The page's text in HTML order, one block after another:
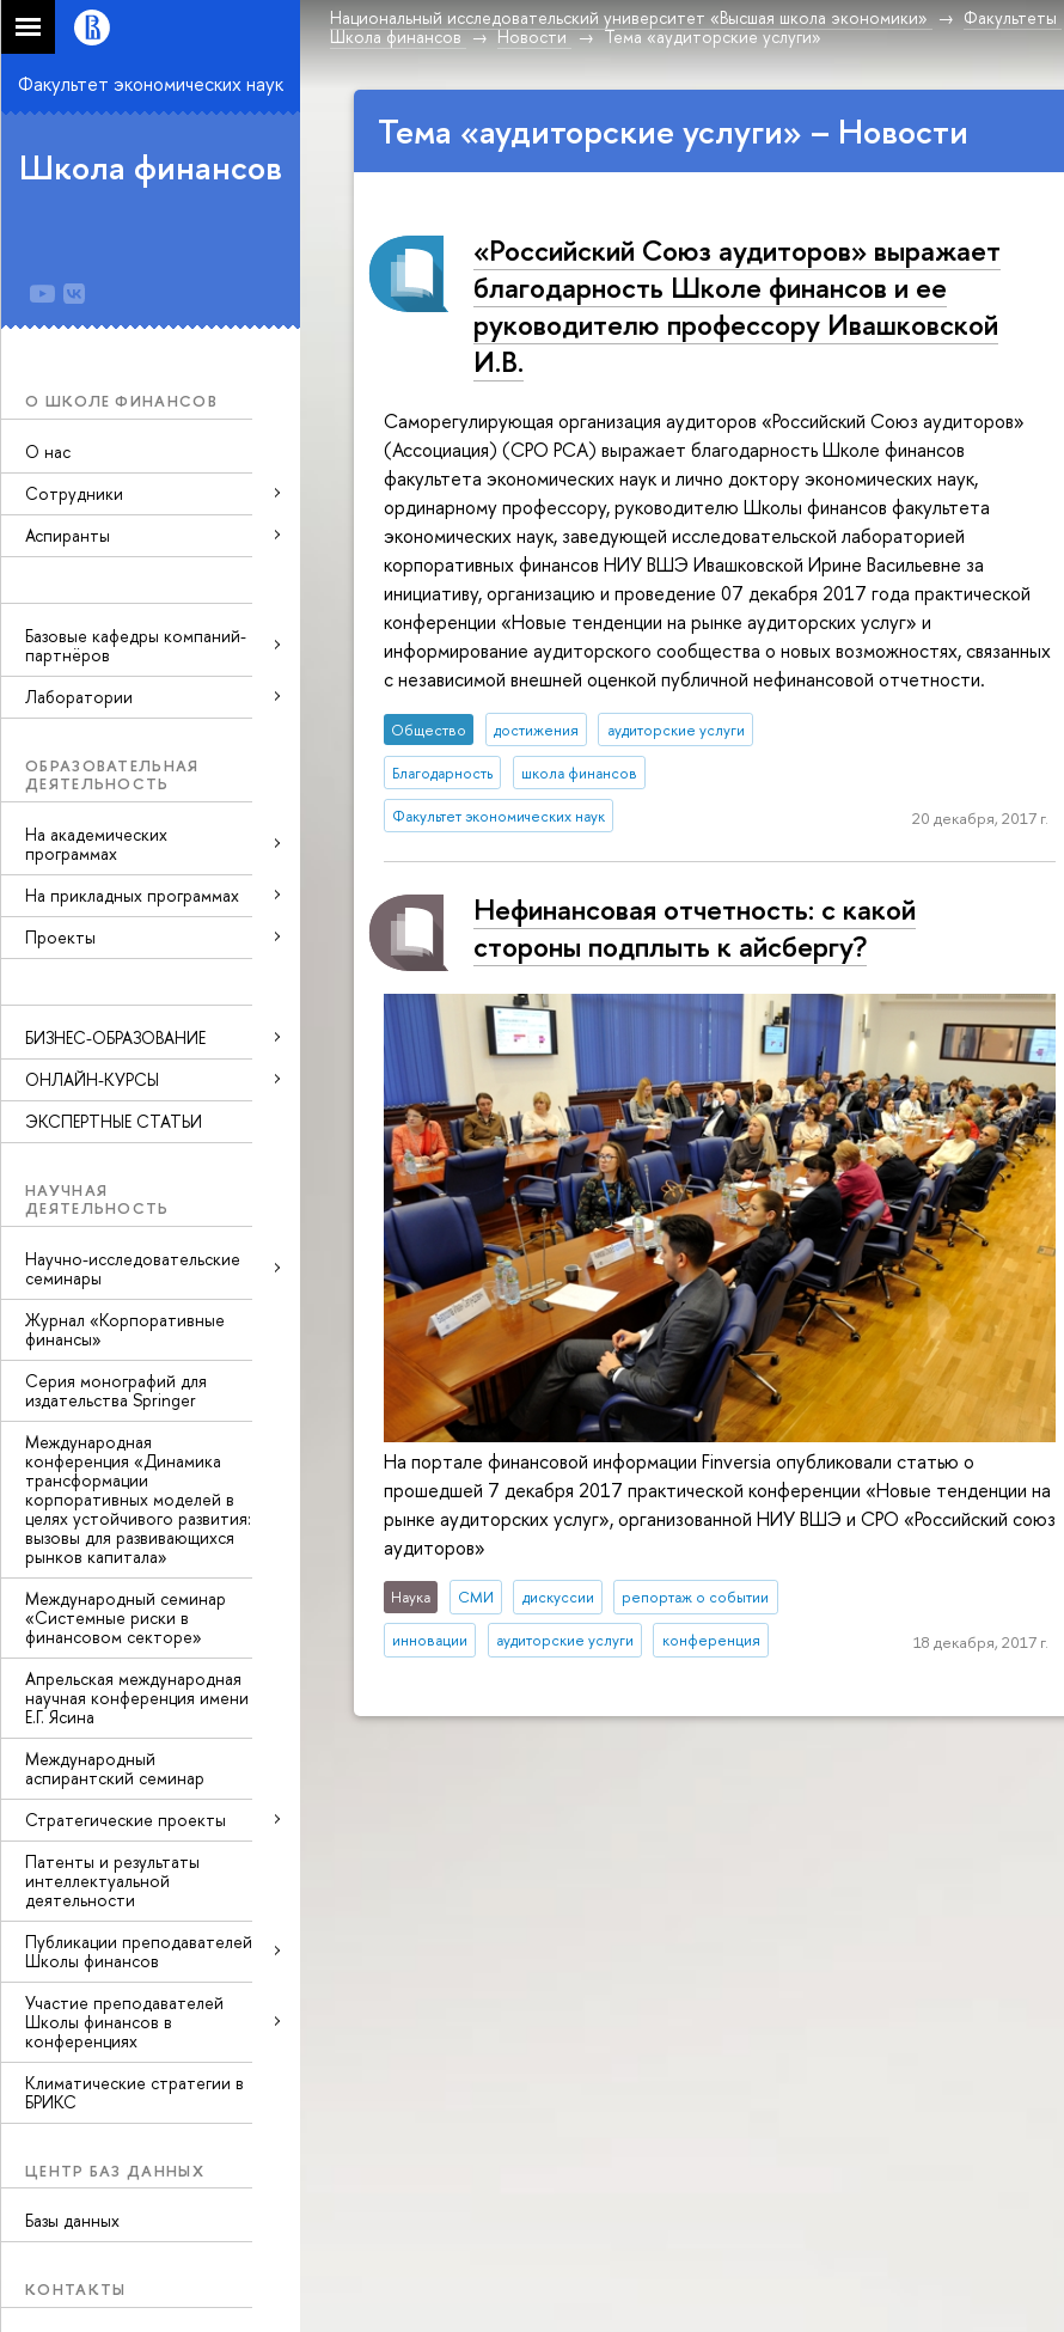
Национальный исследовательский университет «Высшая школа экономики» Факультеты
Школа финансов
Новости Тема «аудиторские услуги»
Факультет экономических наук
Школа финансов
О ШКОЛЕ ФИНАНСОВ
О нас
Сотрудники
Аспиранты
Базовые кафедры компаний-
партнёров
Лаборатории
ОБРАЗОВАТЕЛЬНАЯ
ДЕЯТЕЛЬНОСТЬ
На академических
программах
На прикладных программах
Проекты
БИЗНЕС-ОБРАЗОВАНИЕ
ОНЛАЙН-КУРСЫ
ЭКСПЕРТНЫЕ СТАТЬИ
НАУЧНАЯ
ДЕЯТЕЛЬНОСТЬ
Научно-исследовательские
семинары
Журнал «Корпоративные
финансы»
Серия монографий для
издательства Springer
Международная
конференция «Динамика
трансформации
корпоративных моделей в
целях устойчивого развития:
вызовы для развивающихся
рынков капитала»
Международный семинар
«Системные риски в
финансовом секторе»
Апрельская международная
научная конференция имени
Е.Г. Ясина
Международный
аспирантский семинар
Стратегические проекты
Патенты и результаты
интеллектуальной
деятельности
Публикации преподавателей
Школы финансов
Участие преподавателей
Школы финансов в
конференциях
Климатические стратегии в
БРИКС
ЦЕНТР БАЗ ДАННЫХ
Базы данных
КОНТАКТЫ
Тема «аудиторские услуги» – Новости
«Российский Союз аудиторов» выражает
благодарность Школе финансов и ее
руководителю профессору Ивашковской
И.В.
Саморегулирующая организация аудиторов «Российский Союз аудиторов»
(Ассоциация) (СРО РСА) выражает благодарность Школе финансов
факультета экономических наук и лично доктору экономических наук,
ординарному профессору, руководителю Школы финансов факультета
экономических наук, заведующей исследовательской лабораторией
корпоративных финансов НИУ ВШЭ Ивашковской Ирине Васильевне за
инициативу, организацию и проведение 07 декабря 2017 года практической
конференции «Новые тенденции на рынке аудиторских услуг» и
информирование аудиторского сообщества о новых возможностях, связанных
с независимой внешней оценкой публичной нефинансовой отчетности.
Общество достижения аудиторские услуги
Благодарность школа финансов
Факультет экономических наук 20 декабря, 2017 г.
Нефинансовая отчетность: с какой
стороны подплыть к айсбергу?
На портале финансовой информации Finversia опубликовали статью о
прошедшей 7 декабря 2017 практической конференции «Новые тенденции на
рынке аудиторских услуг», организованной НИУ ВШЭ и СРО «Российский союз
аудиторов»
Наука СМИ дискуссии репортаж о событии
инновации аудиторские услуги конференция 18 декабря, 2017 г.